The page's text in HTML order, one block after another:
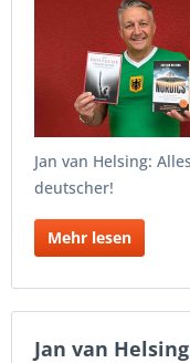
Jan van Helsing:
deutscher!
Mehr lesen
Jan van